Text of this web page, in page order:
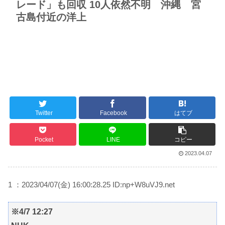
レード」も回収 10人依然不明 沖縄 宮
古島付近の洋上
Twitter Facebook はてブ
Pocket LINE コピー
2023.04.07
1 ：2023/04/07(金) 16:00:28.25 ID:np+W8uVJ9.net
※4/7 12:27